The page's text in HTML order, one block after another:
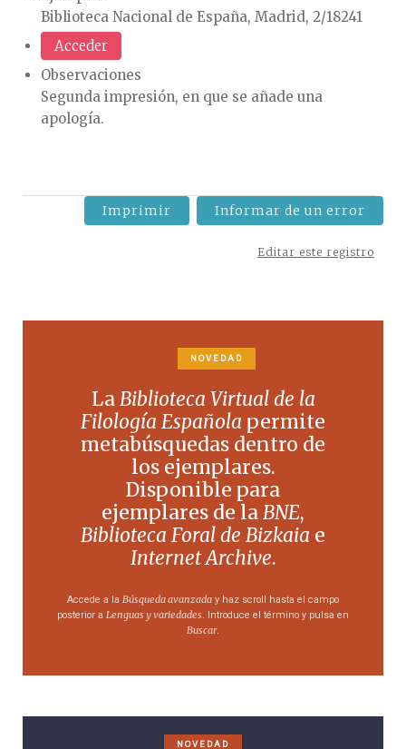
Biblioteca Nacional de España, Madrid, 2/18241
Acceder
Observaciones
Segunda impresión, en que se añade una
apología.
Imprimir Informar de un error
Editar este registro
NOVEDAD
LaBiblioteca Virtual de la
Filología Española permite
metabúsquedas dentro de
los ejemplares.
Disponible para
ejemplares de laBNE,
Biblioteca Foral de Bizkaia e
Internet Archive.
Accede a la Búsqueda avanzada y haz scroll hasta el campo
posterior a Lenguas y variedades . Introduce el término y pulsa en
Buscar.
NOVEDAD